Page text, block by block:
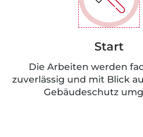
Start
Die Arbeiten werden
zuverlässig und mit Blick
Gebäudeschutz